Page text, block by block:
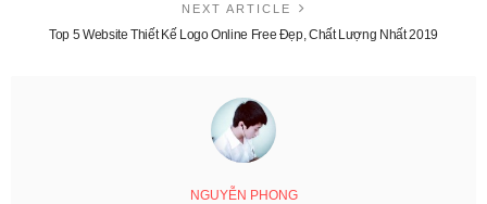
NEXT ARTICLE
Top 5 Website Thiết Kế Logo Online Free Đẹp, Chất Lượng Nhất 2019
NGUYỄN PHONG